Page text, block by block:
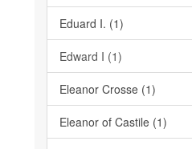
Eduard I. (1)
Edward I (1)
Eleanor Crosse (1)
Eleanor of Castile (1)